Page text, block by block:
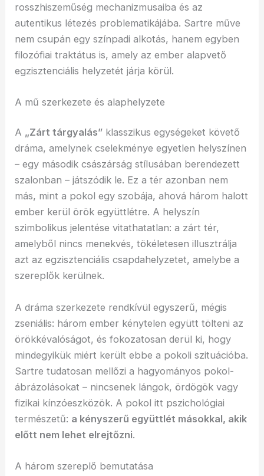
rosszhiszeműség mechanizmusaiba és az
autentikus létezés problematikájába. Sartre műve
nem csupán egy színpadi alkotás, hanem egyben
filozófiai traktátus is, amely az ember alapvető
egzisztenciális helyzetét járja körül.
A mű szerkezete és alaphelyzete
A „Zárt tárgyalás” klasszikus egységeket követő
dráma, amelynek cselekménye egyetlen helyszínen
– egy második császárság stílusában berendezett
szalonban – játszódik le. Ez a tér azonban nem
más, mint a pokol egy szobája, ahová három halott
ember kerül örök együttlétre. A helyszín
szimbolikus jelentése vitathatatlan: a zárt tér,
amelyből nincs menekvés, tökéletesen illusztrálja
azt az egzisztenciális csapdahelyzetet, amelybe a
szereplők kerülnek.
A dráma szerkezete rendkívül egyszerű, mégis
zseniális: három ember kénytelen együtt tölteni az
örökkévalóságot, és fokozatosan derül ki, hogy
mindegyikük miért került ebbe a pokoli szituációba.
Sartre tudatosan mellőzi a hagyományos pokol-
ábrázolásokat – nincsenek lángok, ördögök vagy
fizikai kínzóeszközök. A pokol itt pszichológiai
természetű: a kényszerű együttlét másokkal, akik
előtt nem lehet elrejtőzni.
A három szereplő bemutatása